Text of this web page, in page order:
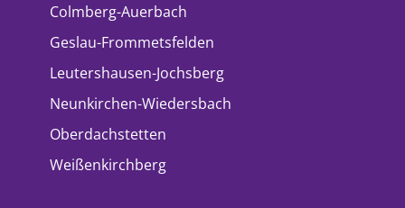
Colmberg-Auerbach
Geslau-Frommetsfelden
Leutershausen-Jochsberg
Neunkirchen-Wiedersbach
Oberdachstetten
Weißenkirchberg